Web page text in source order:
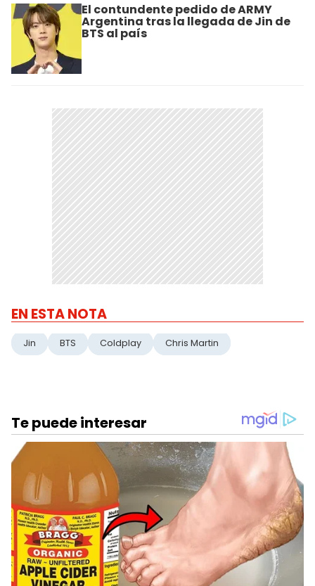
El contundente pedido de ARMY
Argentina tras la llegada de Jin de
BTS al país
EN ESTA NOTA
Jin BTS Coldplay Chris Martin